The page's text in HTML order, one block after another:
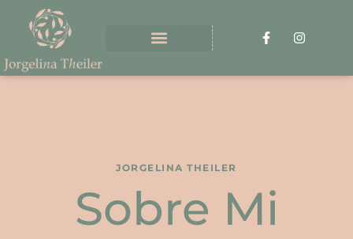
JORGELINA THEILER
Sobre Mi